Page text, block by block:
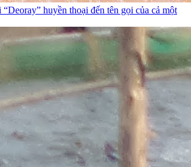
huyền thoại đến tên gọi của cả một